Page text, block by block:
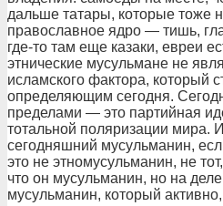
дальше татары, которые тоже
православное ядро — тишь,
где-то там еще казаки, евреи
этнические мусульмане не
исламского фактора, который
определяющим сегодня.
пределами — это партийная
тотальной поляризации мира.
сегодняшний мусульманин,
это не этномусульманин, не
что он мусульманин, но на
мусульманин, который